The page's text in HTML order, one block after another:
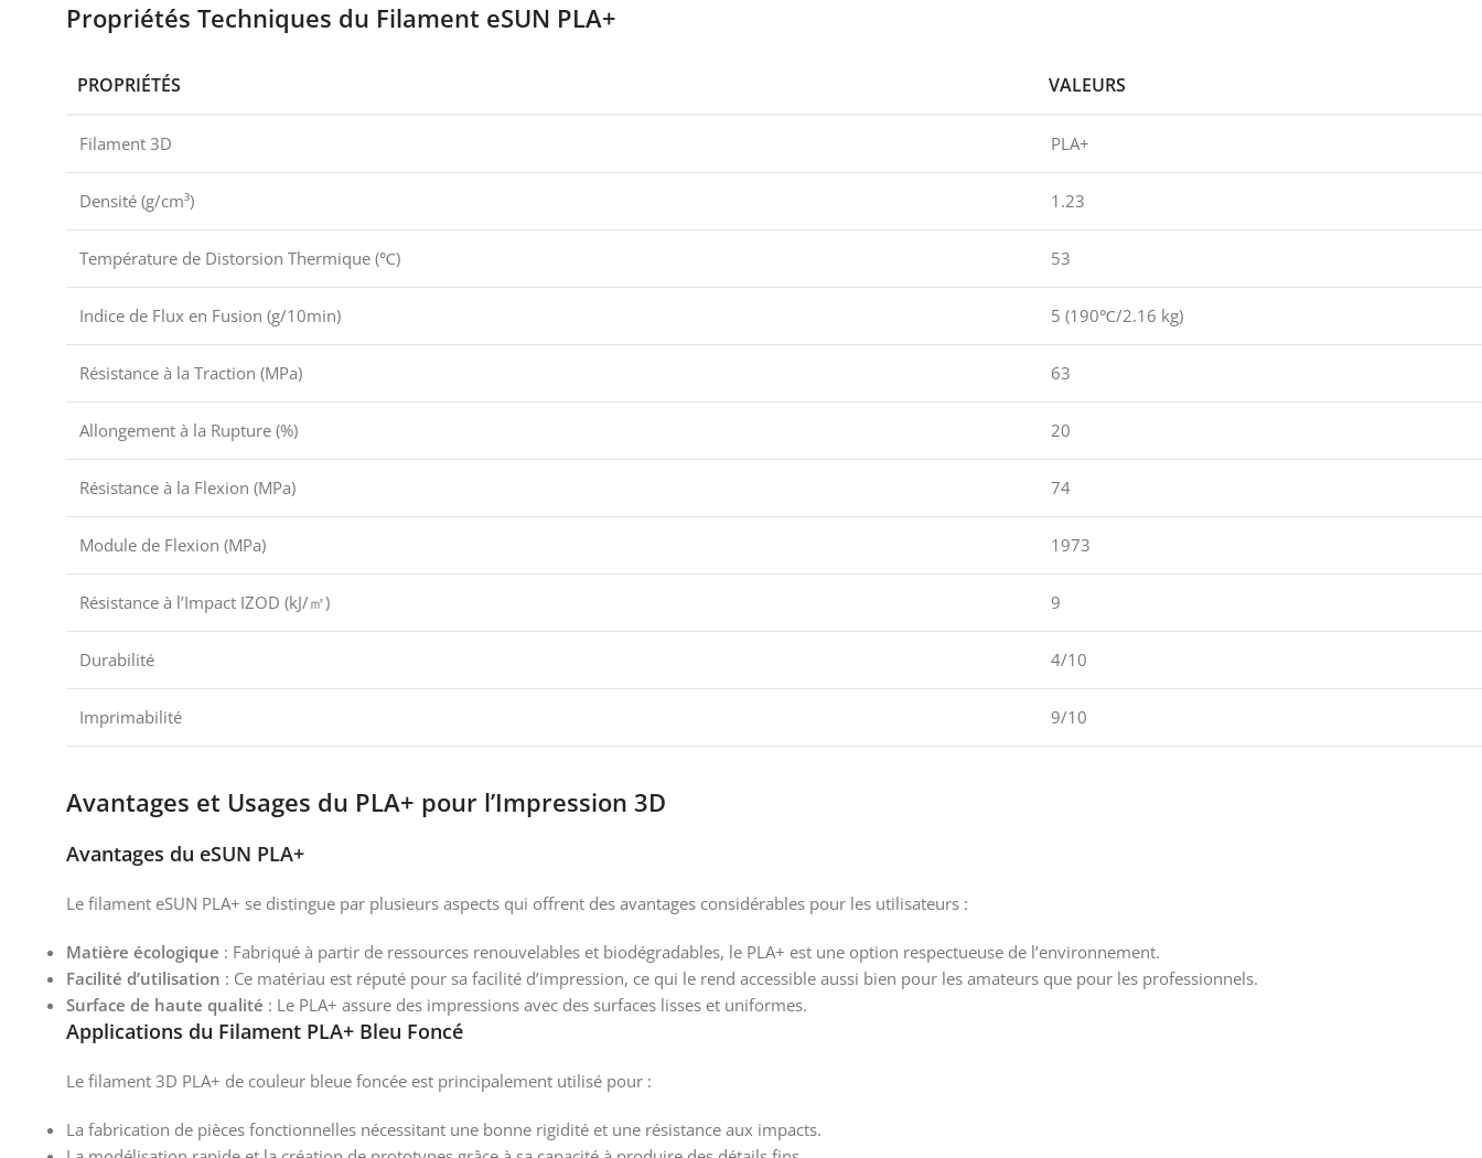
Propriétés Techniques du Filament eSUN PLA+
PROPRIÉTÉS VALEURS
Filament 3D PLA+
Densité (g/cm³) 1.23
Température de Distorsion Thermique (℃) 53
Indice de Flux en Fusion (g/10min) 5 (190℃/2.16 kg)
Résistance à la Traction (MPa) 63
Allongement à la Rupture (%) 20
Résistance à la Flexion (MPa) 74
Module de Flexion (MPa) 1973
Résistance à l’Impact IZOD (kJ/㎡) 9
Durabilité 4/10
Imprimabilité 9/10
Avantages et Usages du PLA+ pour l’Impression 3D
Avantages du eSUN PLA+
Le filament eSUN PLA+ se distingue par plusieurs aspects qui offrent des avantages considérables pour les utilisateurs :
Matière écologique : Fabriqué à partir de ressources renouvelables et biodégradables, le PLA+ est une option respectueuse de l’environnement.
Facilité d’utilisation : Ce matériau est réputé pour sa facilité d’impression, ce qui le rend accessible aussi bien pour les amateurs que pour les professionnels.
Surface de haute qualité : Le PLA+ assure des impressions avec des surfaces lisses et uniformes.
Applications du Filament PLA+ Bleu Foncé
Le filament 3D PLA+ de couleur bleue foncée est principalement utilisé pour :
La fabrication de pièces fonctionnelles nécessitant une bonne rigidité et une résistance aux impacts.